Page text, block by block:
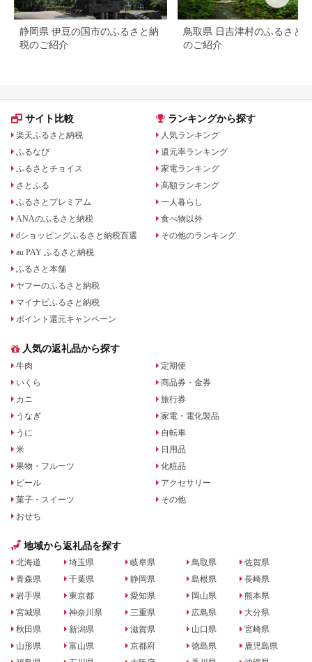
静岡県 伊豆の国市のふるさと納
税のご紹介
鳥取県 日吉津村のふるさと
のご紹介
サイト比較
楽天ふるさと納税
ふるなび
ふるさとチョイス
さとふる
ふるさとプレミアム
ANAのふるさと納税
dショッピングふるさと納税百選
au PAY ふるさと納税
ふるさと本舗
ヤフーのふるさと納税
マイナビふるさと納税
ポイント還元キャンペーン
ランキングから探す
人気ランキング
還元率ランキング
家電ランキング
高額ランキング
一人暮らし
食べ物以外
その他のランキング
人気の返礼品から探す
牛肉
いくら
カニ
うなぎ
うに
米
果物・フルーツ
ビール
菓子・スイーツ
おせち
定期便
商品券・金券
旅行券
家電・電化製品
自転車
日用品
化粧品
アクセサリー
その他
地域から返礼品を探す
北海道
青森県
岩手県
宮城県
秋田県
山形県
埼玉県
千葉県
東京都
神奈川県
新潟県
富山県
岐阜県
静岡県
愛知県
三重県
滋賀県
京都府
鳥取県
島根県
岡山県
広島県
山口県
徳島県
佐賀県
長崎県
熊本県
大分県
宮崎県
鹿児島県